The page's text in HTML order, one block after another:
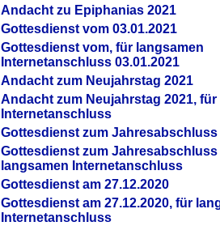
Andacht zu Epiphanias 2021
Gottesdienst vom 03.01.2021
Gottesdienst vom, für langsamen
Internetanschluss 03.01.2021
Andacht zum Neujahrstag 2021
Andacht zum Neujahrstag 2021,
Internetanschluss
Gottesdienst zum Jahresabschluss
Gottesdienst zum Jahresabschluss
langsamen Internetanschluss
Gottesdienst am 27.12.2020
Gottesdienst am 27.12.2020, für
Internetanschluss